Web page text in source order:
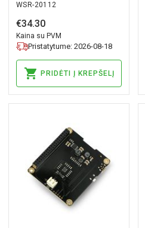
Zero - Waveshare
19635
WSR-20112
€34.30
Kaina su PVM
Pristatytume: 2026-08-18
PRIDĖTI Į KREPŠELĮ